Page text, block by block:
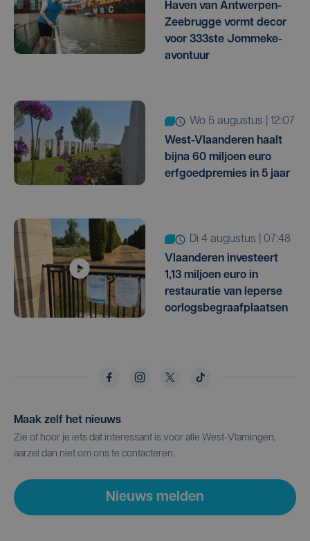
Haven van Antwerpen-
Zeebrugge vormt decor
voor 333ste Jommeke-
avontuur
wo 5 augustus | 12:07
West-Vlaanderen haalt
bijna 60 miljoen euro
erfgoedpremies in 5 jaar
di 4 augustus | 07:48
Vlaanderen investeert
1,13 miljoen euro in
restauratie van Ieperse
oorlogsbegraafplaatsen
Maak zelf het nieuws
Zie of hoor je iets dat interessant is voor alle West-Vlamingen,
aarzel dan niet om ons te contacteren.
Nieuws melden